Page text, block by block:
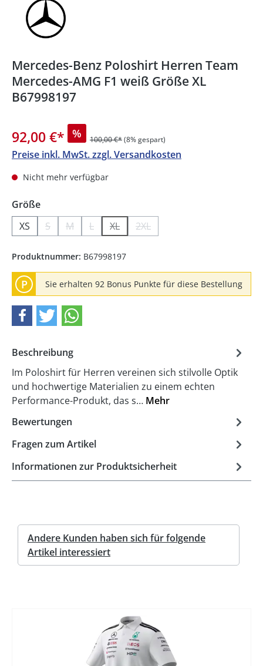
Mercedes-Benz Poloshirt Herren Team
Mercedes-AMG F1 weiß Größe XL
B67998197
92,00 €* % 100,00 €*(8% gespart)
Preise inkl. MwSt. zzgl. Versandkosten
Nicht mehr verfügbar
Größeauswählen
XS
S(Diese Option ist zurzeit nicht verfügbar.)
M(Diese Option ist zurzeit nicht verfügbar.)
L(Diese Option ist zurzeit nicht verfügbar.)
XL(Diese Option ist zurzeit nicht
2XL(Diese Option ist zurzeit nicht
Produktnummer: B67998197
P Sie erhalten 92 Bonus Punkte für diese Bestellung
Beschreibung
Im Poloshirt für Herren vereinen sich stilvolle Optik
und hochwertige Materialien zu einem echten
Performance-Produkt, das s… Mehr
Bewertungen
Fragen zum Artikel
Informationen zur Produktsicherheit
Andere Kunden haben sich für folgende
Artikel interessiert